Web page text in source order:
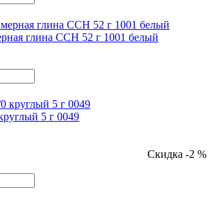
глина CCH 52 г 1001 белый
5 г 0049
Скидка -2 %